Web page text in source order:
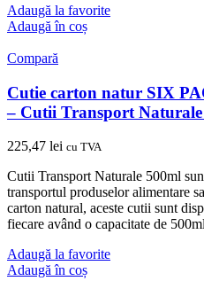
Adaugă la favorite
Adaugă în coș
Compară
Cutie carton natur SIX
– Cutii Transport
225,47 lei cu TVA
Cutii Transport Naturale 500ml
transportul produselor alimentare
carton natural, aceste cutii sunt
fiecare având o capacitate de
Adaugă la favorite
Adaugă în coș